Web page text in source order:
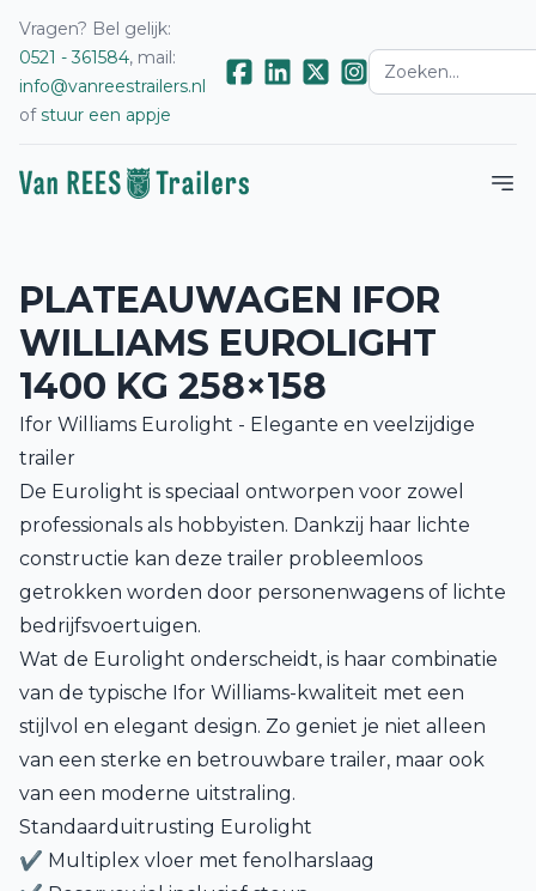
Vragen? Bel gelijk:
0521 - 361584, mail:
info@vanreestrailers.nl
ofstuur een appje
PLATEAUWAGEN IFOR
WILLIAMS EUROLIGHT
1400 KG 258×158
Ifor Williams Eurolight - Elegante en veelzijdige
trailer
De Eurolight is speciaal ontworpen voor zowel
professionals als hobbyisten. Dankzij haar lichte
constructie kan deze trailer probleemloos
getrokken worden door personenwagens of lichte
bedrijfsvoertuigen.
Wat de Eurolight onderscheidt, is haar combinatie
van de typische Ifor Williams-kwaliteit met een
stijlvol en elegant design. Zo geniet je niet alleen
van een sterke en betrouwbare trailer, maar ook
van een moderne uitstraling.
Standaarduitrusting Eurolight
✔ Multiplex vloer met fenolharslaag